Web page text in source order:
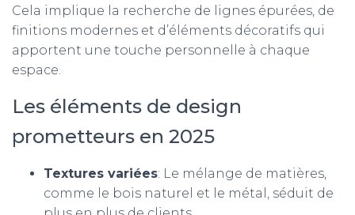
Cela implique la recherche de lignes épurées, de
finitions modernes et d’éléments décoratifs qui
apportent une touche personnelle à chaque
espace.
Les éléments de design
prometteurs en 2025
Textures variées: Le mélange de matières,
comme le bois naturel et le métal, séduit de